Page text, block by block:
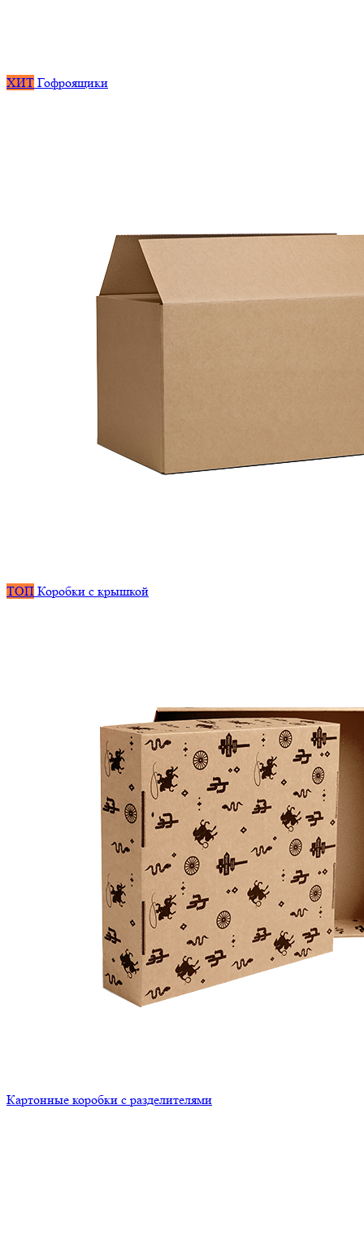
ХИТ Гофроящики
ТОП Коробки с крышкой
Картонные коробки с разделителями